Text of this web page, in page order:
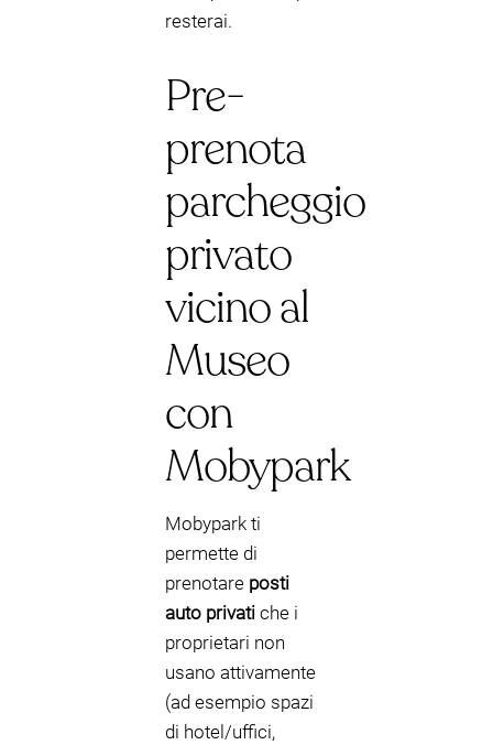
resterai.
Pre-
prenota
parcheggio
privato
vicino al
Museo
con
Mobypark
Mobypark ti
permette di
prenotare posti
auto privati che i
proprietari non
usano attivamente
(ad esempio spazi
di hotel/uffici,